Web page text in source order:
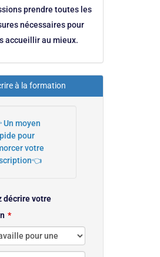
prendre toutes les
nécessaires pour
accueillir au mieux.
à la formation
Un moyen
pour
votre
décrire votre